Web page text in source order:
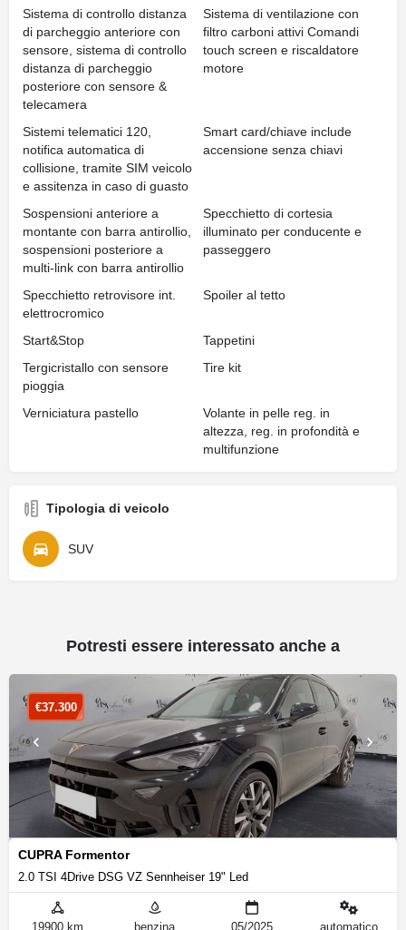
Sistema di controllo distanza
di parcheggio anteriore con
sensore, sistema di controllo
distanza di parcheggio
posteriore con sensore &
telecamera
Sistema di ventilazione con
filtro carboni attivi Comandi
touch screen e riscaldatore
motore
Sistemi telematici 120,
notifica automatica di
collisione, tramite SIM veicolo
e assitenza in caso di guasto
Smart card/chiave include
accensione senza chiavi
Sospensioni anteriore a
montante con barra antirollio,
sospensioni posteriore a
multi-link con barra antirollio
Specchietto di cortesia
illuminato per conducente e
passeggero
Specchietto retrovisore int.
elettrocromico
Spoiler al tetto
Start&Stop
Tappetini
Tergicristallo con sensore
pioggia
Tire kit
Verniciatura pastello
Volante in pelle reg. in
altezza, reg. in profondità e
multifunzione
Tipologia di veicolo
SUV
Potresti essere interessato anche a
CUPRA Formentor
2.0 TSI 4Drive DSG VZ Sennheiser 19" Led
€37.300
19900 km benzina 05/2025 automatico